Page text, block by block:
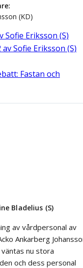
(KD)
Sofie Eriksson (S)
Sofie Eriksson (S)
Fastan och
Bladelius (S)
av vårdpersonal av
Ankarberg
nu stora
och dess personal